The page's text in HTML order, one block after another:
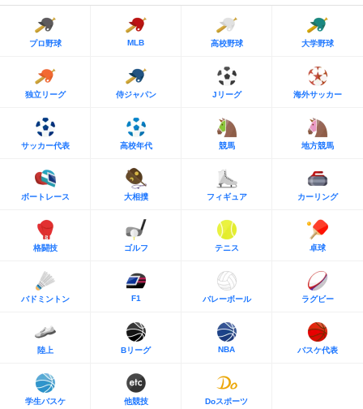
プロ野球 MLB 高校野球 大学野球
独立リーグ 侍ジャパン Jリーグ 海外サッカー
サッカー代表 高校年代 競馬 地方競馬
ボートレース 大相撲 フィギュア カーリング
格闘技 ゴルフ テニス 卓球
バドミントン F1 バレーボール ラグビー
陸上 Bリーグ NBA バスケ代表
学生バスケ 他競技 Doスポーツ